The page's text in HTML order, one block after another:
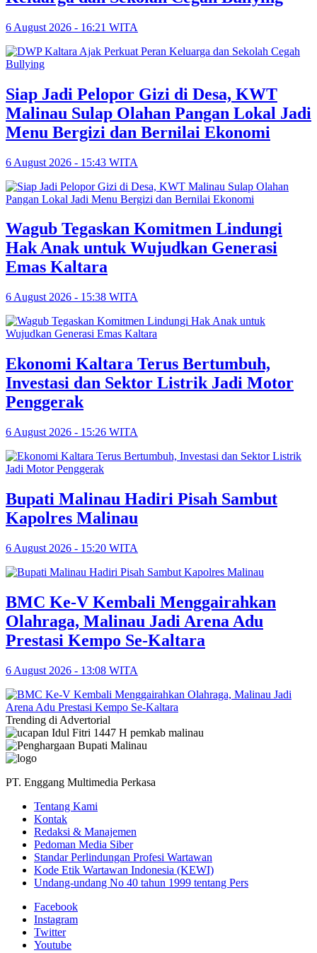
6 August 2026 - 16:21 WITA
Siap Jadi Pelopor Gizi di Desa, KWT
Malinau Sulap Olahan Pangan Lokal Jadi
Menu Bergizi dan Bernilai Ekonomi
6 August 2026 - 15:43 WITA
Wagub Tegaskan Komitmen Lindungi
Hak Anak untuk Wujudkan Generasi
Emas Kaltara
6 August 2026 - 15:38 WITA
Ekonomi Kaltara Terus Bertumbuh,
Investasi dan Sektor Listrik Jadi Motor
Penggerak
6 August 2026 - 15:26 WITA
Bupati Malinau Hadiri Pisah Sambut
Kapolres Malinau
6 August 2026 - 15:20 WITA
BMC Ke-V Kembali Menggairahkan
Olahraga, Malinau Jadi Arena Adu
Prestasi Kempo Se-Kaltara
6 August 2026 - 13:08 WITA
Trending di Advertorial
PT. Enggang Multimedia Perkasa
Tentang Kami
Kontak
Redaksi & Manajemen
Pedoman Media Siber
Standar Perlindungan Profesi Wartawan
Kode Etik Wartawan Indonesia (KEWI)
Undang-undang No 40 tahun 1999 tentang Pers
Facebook
Instagram
Twitter
Youtube